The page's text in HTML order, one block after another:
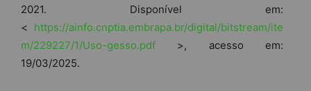
2021. Disponível em:
< https://ainfo.cnptia.embrapa.br/digital/bitstream/ite
m/229227/1/Uso-gesso.pdf >, acesso em:
19/03/2025.